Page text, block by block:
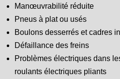
Manœuvrabilité réduite
Pneus à plat ou usés
Boulons desserrés et cadres
Défaillance des freins
Problèmes électriques dans
roulants électriques pliants